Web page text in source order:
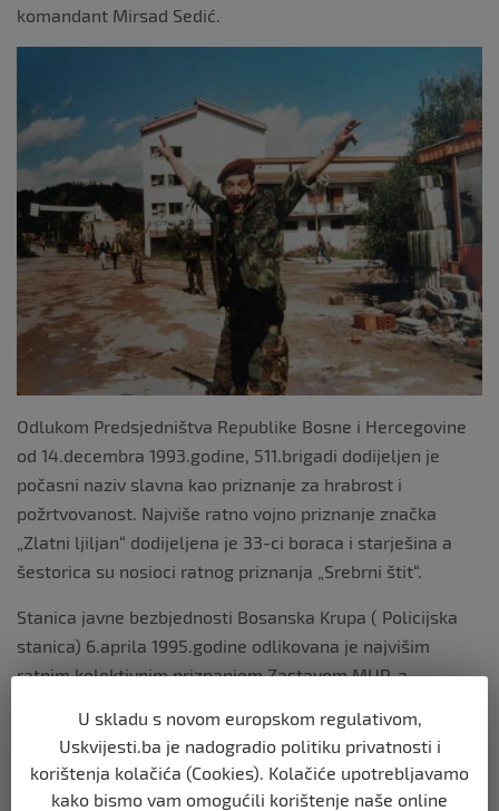
komandant Mirsad Sedić.
Odlukom Predsjedništva Republike Bosne i Hercegovine
od 14.decembra 1993.godine, 511.brigadi dodijeljen je
počasni naziv slavna kao priznanje za hrabrost i
požrtvovanost. Najviše ratno vojno priznanje značka
„Zlatni ljiljan“ dodijeljena je 33-ci boraca i starješina a
šestorica su nosioci ratnog priznanja „Srebrni štit“.
Stanica javne bezbjednosti Bosanska Krupa ( Policijska
stanica) 6.aprila 1995.godine odlikovana je najvišim
ratnim kolektivnim priznanjem Zastavom MUP-a
sanskom kantonu i jedna od tri u Republici Bosni i
Hercegovini.
U skladu s novom europskom regulativom,
Uskvijesti.ba je nadogradio politiku privatnosti i
korištenja kolačića (Cookies). Kolačiće upotrebljavamo
kako bismo vam omogućili korištenje naše online